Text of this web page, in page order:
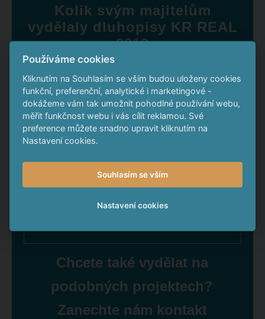
Kolik svým majitelům
vydělaly dluhopisy KR REAL
2019
Zadejte částku, kterou chcete zhodnotit*
Roční úrok
Své finance byste za 4 roky zhodnotili o
Chcete také vydělat na
podobných projektech?
Zanechte nám kontakt
Používáme cookies
Kliknutím na Souhlasím se vším budou uloženy cookies
funkční, preferenční, analytické i marketingové -
dokážeme vám tak umožnit pohodlné používání webu,
měřit funkčnost webu i vás cílit reklamou. Své
preference můžete snadno upravit kliknutím na
Nastavení cookies.
Souhlasím se vším
Nastavení cookies